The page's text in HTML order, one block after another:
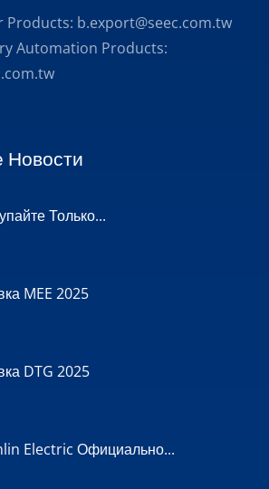
Products: b.export@seec.com.tw
Automation Products:
Новости
Только...
MEE 2025
DTG 2025
Electric Официально...